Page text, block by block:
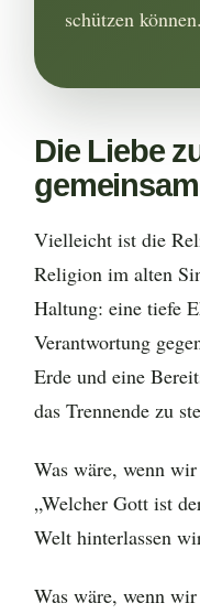
schützen können.
Die Liebe
Vielleicht ist die
Religion im alten
Haltung: eine tiefe
Verantwortung
Erde und eine
das Trennende zu
Was wäre, wenn
„Welcher Gott ist
Welt hinterlassen
Was wäre, wenn